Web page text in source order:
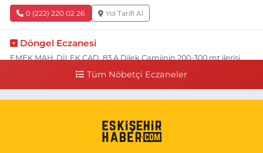
0 (222) 220 02 26 Yol Tarifi Al
Döngel Eczanesi
EMEK MAH. DİLEK CAD. 83 A Dilek Camiinin 200-300 mt ilerisi
İSTİKLAL MAH. ŞAİR FUZULİ CAD. NO:35 A HAVA HASTANESİ
KARŞI KÖŞESİ ŞAİR FUZULİ AİLE SAĞLIĞI MERKEZİ KARŞISI
Tüm Nöbetçi Eczaneler